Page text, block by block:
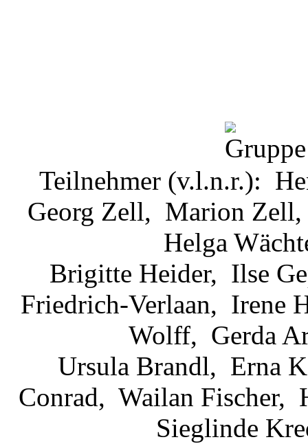
Teilnehmer (v.l.n.r.):
Georg Zell, Marion
Helga
Brigitte Heider, Ilse
Friedrich-Verlaan, Irene
Wolff, Gerda
Ursula Brandl, Erna
Conrad, Wailan Fischer,
Sieglinde